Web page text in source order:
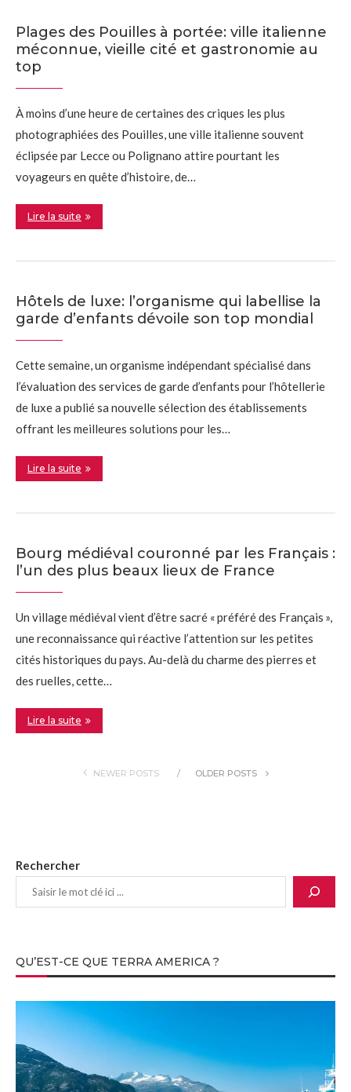
Plages des Pouilles à portée: ville italienne
méconnue, vieille cité et gastronomie au
top
À moins d’une heure de certaines des criques les plus
photographiées des Pouilles, une ville italienne souvent
éclipsée par Lecce ou Polignano attire pourtant les
voyageurs en quête d’histoire, de…
Lire la suite
Hôtels de luxe: l’organisme qui labellise la
garde d’enfants dévoile son top mondial
Cette semaine, un organisme indépendant spécialisé dans
l’évaluation des services de garde d’enfants pour l’hôtellerie
de luxe a publié sa nouvelle sélection des établissements
offrant les meilleures solutions pour les…
Lire la suite
Bourg médiéval couronné par les Français :
l’un des plus beaux lieux de France
Un village médiéval vient d’être sacré « préféré des Français »,
une reconnaissance qui réactive l’attention sur les petites
cités historiques du pays. Au-delà du charme des pierres et
des ruelles, cette…
Lire la suite
NEWER POSTS OLDER POSTS
Rechercher
QU’EST-CE QUE TERRA AMERICA ?